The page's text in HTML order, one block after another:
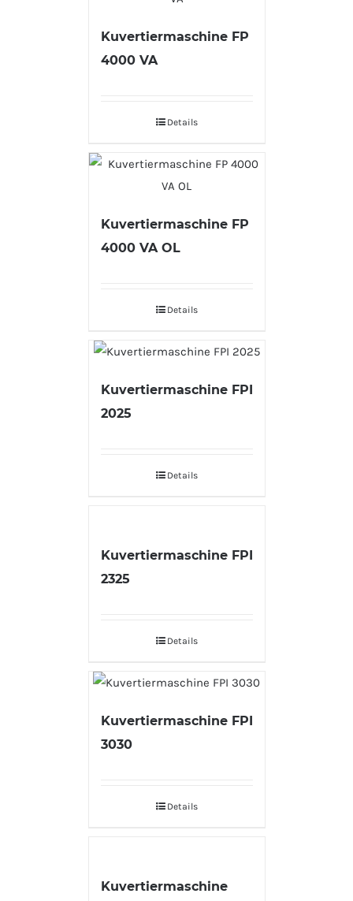
Kuvertiermaschine FP
4000 VA
Details
Kuvertiermaschine FP
4000 VA OL
Details
Kuvertiermaschine FPI
2025
Details
Kuvertiermaschine FPI
2325
Details
Kuvertiermaschine FPI
3030
Details
Kuvertiermaschine